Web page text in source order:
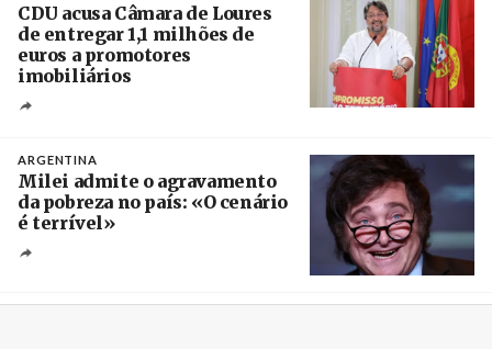
CDU acusa Câmara de Loures
de entregar 1,1 milhões de
euros a promotores
imobiliários
ARGENTINA
Milei admite o agravamento
da pobreza no país: «O cenário
é terrível»